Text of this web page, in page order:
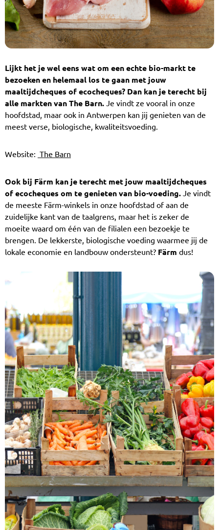
Lijkt het je wel eens wat om een echte bio-markt te
bezoeken en helemaal los te gaan met jouw
maaltijdcheques of ecocheques? Dan kan je terecht bij
alle markten van The Barn. Je vindt ze vooral in onze
hoofdstad, maar ook in Antwerpen kan jij genieten van de
meest verse, biologische, kwaliteitsvoeding.
Website: The Barn
Ook bij Färm kan je terecht met jouw maaltijdcheques
of ecocheques om te genieten van bio-voeding. Je vindt
de meeste Färm-winkels in onze hoofdstad of aan de
zuidelijke kant van de taalgrens, maar het is zeker de
moeite waard om één van de filialen een bezoekje te
brengen. De lekkerste, biologische voeding waarmee jij de
lokale economie en landbouw ondersteunt? Färm dus!